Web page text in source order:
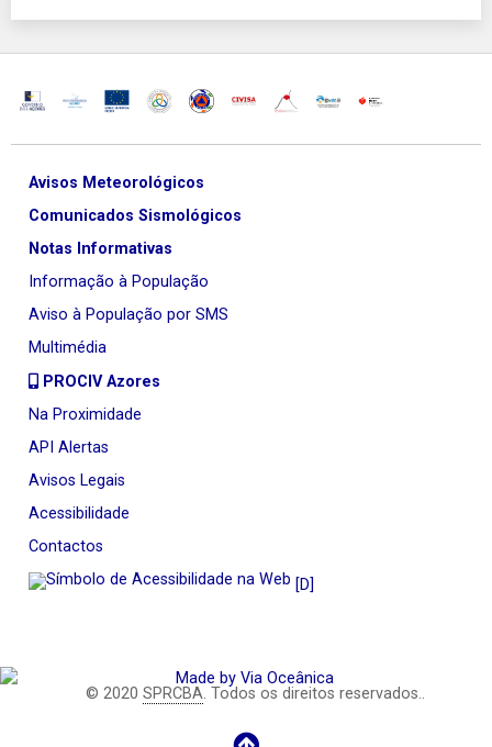
Avisos Meteorológicos
Comunicados Sismológicos
Notas Informativas
Informação à População
Aviso à População por SMS
Multimédia
PROCIV Azores
Na Proximidade
API Alertas
Avisos Legais
Acessibilidade
Contactos
[D]
© 2020 SPRCBA. Todos os direitos reservados..